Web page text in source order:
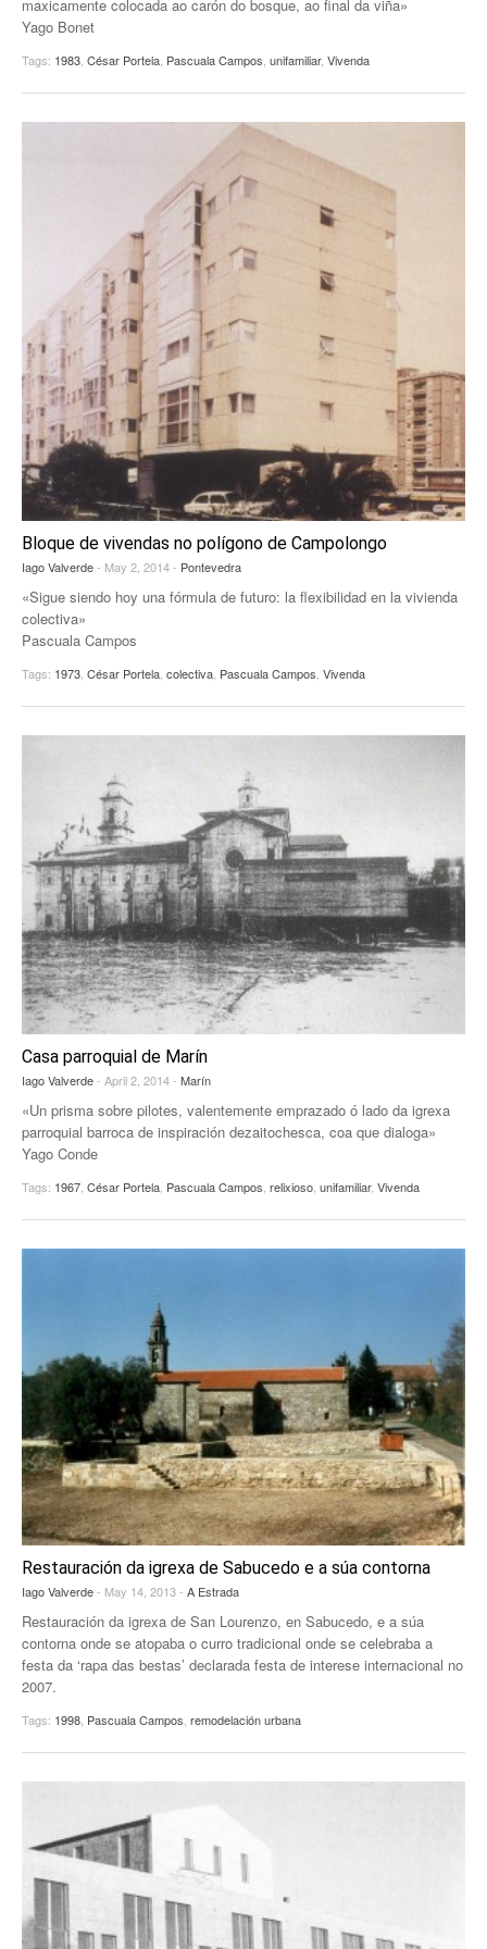
EUROPAN
maxicamente colocada ao carón do bosque, ao final da viña»
Yago Bonet
Tags: 1983 César Portela Pascuala Campos unifamiliar, Vivenda
Bloque de vivendas no polígono de Campolongo
Iago Valverde- May 2, 2014 - Pontevedra
«Sigue siendo hoy una fórmula de futuro: la flexibilidad en la vivienda
colectiva»
Pascuala Campos
Tags: 1973 César Portela colectiva Pascuala Campos Vivenda
Casa parroquial de Marín
Iago Valverde- April 2, 2014 - Marín
«Un prisma sobre pilotes, valentemente emprazado ó lado da igrexa
parroquial barroca de inspiración dezaitochesca, coa que dialoga»
Yago Conde
Tags: 1967 César Portela Pascuala Campos relixioso unifamiliar, Vivenda
Restauración da igrexa de Sabucedo e a súa contorna
Iago Valverde- May 14, 2013 - A Estrada
Restauración da igrexa de San Lourenzo, en Sabucedo, e a súa
contorna onde se atopaba o curro tradicional onde se celebraba a
festa da ‘rapa das bestas’ declarada festa de interese internacional no
2007.
Tags: 1998 Pascuala Campos remodelación urbana